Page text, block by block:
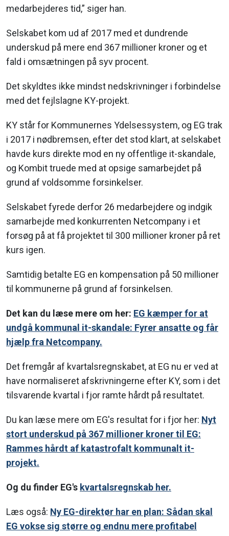
medarbejderes tid,” siger han.
Selskabet kom ud af 2017 med et dundrende
underskud på mere end 367 millioner kroner og et
fald i omsætningen på syv procent.
Det skyldtes ikke mindst nedskrivninger i forbindelse
med det fejlslagne KY-projekt.
KY står for Kommunernes Ydelsessystem, og EG trak
i 2017 i nødbremsen, efter det stod klart, at selskabet
havde kurs direkte mod en ny offentlige it-skandale,
og Kombit truede med at opsige samarbejdet på
grund af voldsomme forsinkelser.
Selskabet fyrede derfor 26 medarbejdere og indgik
samarbejde med konkurrenten Netcompany i et
forsøg på at få projektet til 300 millioner kroner på ret
kurs igen.
Samtidig betalte EG en kompensation på 50 millioner
til kommunerne på grund af forsinkelsen.
Det kan du læse mere om her: EG kæmper for at
undgå kommunal it-skandale: Fyrer ansatte og får
hjælp fra Netcompany.
Det fremgår af kvartalsregnskabet, at EG nu er ved at
have normaliseret afskrivningerne efter KY, som i det
tilsvarende kvartal i fjor ramte hårdt på resultatet.
Du kan læse mere om EG's resultat for i fjor her: Nyt
stort underskud på 367 millioner kroner til EG:
Rammes hårdt af katastrofalt kommunalt it-
projekt.
Og du finder EG's kvartalsregnskab her.
Læs også: Ny EG-direktør har en plan: Sådan skal
EG vokse sig større og endnu mere profitabel